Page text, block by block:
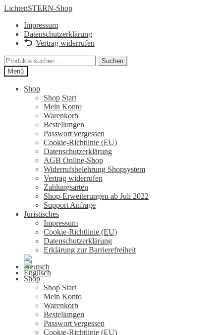
Zur
springen
Zum
springen
LichtenSTERN-Shop
Impressum
Datenschutzerklärung
Vertrag widerrufen
Suchen
nach:
Suchen
Menü
Shop
Shop Start
Mein Konto
Warenkorb
Bestellungen
Passwort vergessen
Cookie-Richtlinie (EU)
Datenschutzerklärung
AGB Online-Shop
Widerrufsbelehrung Shopsystem
Vertrag widerrufen
Zahlungsarten
Shop-Erweiterungen ab Juli 2022
Support Anfrage
Juristisches
Impressum
Cookie-Richtlinie (EU)
Datenschutzerklärung
Erklärung zur Barrierefreiheit
Shop
Shop Start
Mein Konto
Warenkorb
Bestellungen
Passwort vergessen
Cookie-Richtlinie (EU)